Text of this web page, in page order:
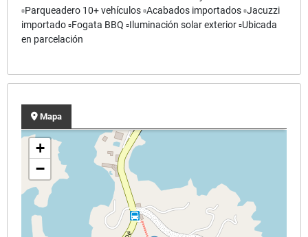
▫️Parqueadero 10+ vehículos ▫️Acabados importados ▫️Jacuzzi
importado ▫️Fogata BBQ ▫️Iluminación solar exterior ▫️Ubicada
en parcelación
Mapa
+
−